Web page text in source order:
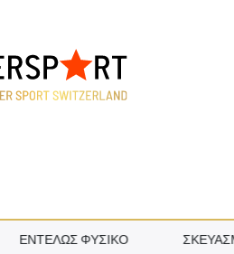
ΕΝΤΕΛΏΣ ΦΥΣΙΚΌ